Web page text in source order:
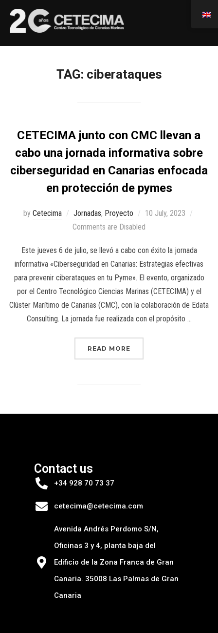
TAG: ciberataques
CETECIMA junto con CMC llevan a
cabo una jornada informativa sobre
ciberseguridad en Canarias enfocada
en protección de pymes
by Cetecima Jornadas, Proyecto
10 July, 2023
Comments are Disabled
Este jueves 6 de julio, se llevó a cabo con éxito la jornada
informativa «Ciberseguridad en Canarias: Estrategias efectivas
para prevenir ciberataques en tu Pyme». El evento, organizado
por el Centro Tecnológico Ciencias Marinas (CETECIMA) y el
Clúster Marítimo de Canarias (CMC), con la colaboración de Edata
Consulting. La jornada fue realizada con el propósito …
READ MORE
Contact us
+34 928 70 73 37
cetecima@cetecima.com
Avenida Andrés Perdomo S/N,
Oficinas 3 y 4, planta baja del
Edificio de la Zona Franca de Gran
Canaria. 35008 Las Palmas de Gran
Canaria